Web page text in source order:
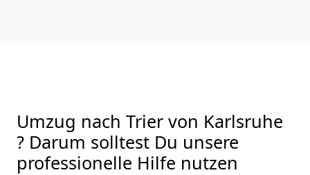
Umzug nach Trier von Karlsruhe
? Darum solltest Du unsere
professionelle Hilfe nutzen